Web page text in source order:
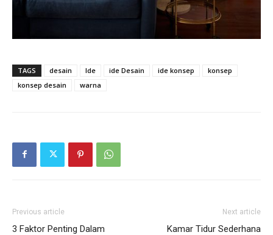
TAGS desain Ide ide Desain ide konsep
konsep
konsep desain
warna
Previous article
3 Faktor Penting Dalam
Next article
Kamar Tidur Sederhana